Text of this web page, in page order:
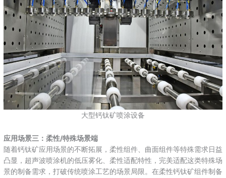
大型钙钛矿喷涂设备
应用场景三：柔性/特殊场景端
随着钙钛矿应用场景的不断拓展，柔性组件、曲面组件等特殊需求日益
凸显，超声波喷涂机的低压雾化、柔性适配特性，完美适配这类特殊场
景的制备需求，打破传统喷涂工艺的场景局限。在柔性钙钛矿组件制备